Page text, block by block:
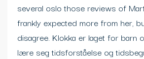
several oslo those reviews of
frankly expected more from her,
disagree. Klokka er laget for barn
lære seg tidsforståelse og